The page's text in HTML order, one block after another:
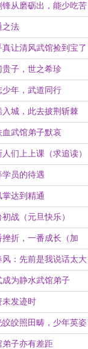
锋从磨砺出，能少吃苦
之法
真让清风武馆捡到宝了
贵子，世之希珍
少年，武道同行
入城，此去披荆斩棘
血武馆弟子默哀
们上上课（求追读）
学员的待遇
达到精通
战（元旦快乐）
挫折，一番成长（加
风：先前是我说话太大
成为静水武馆弟子
未发迹时
皎皎照田畴，少年英姿
弟子亦有差距